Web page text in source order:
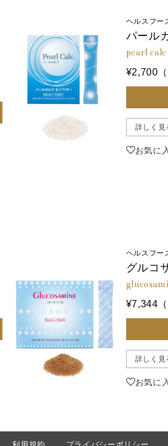
ヘルスフー
パール
pearl
¥2,700（
詳しく見
お気に
ヘルスフー
グルコ
¥7,344（
詳しく見
お気に
利用規約 プライバシーポリシー